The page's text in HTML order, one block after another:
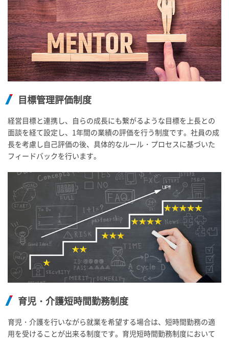
目標管理評価制度
経営目標と連携し、自らの成長にも繋がるような目標を上長との
面談を経て設定し、1年間の業績の評価を行う制度です。社員の成
長を考慮し自己評価の後、具体的なルール・プロセスに基づいた
フィードバックを行います。
育児・介護短時間勤務制度
育児・介護を行いながら就業を希望する場合は、短時間勤務の適
用を受けることが出来る制度です。育児短時間勤務制度において